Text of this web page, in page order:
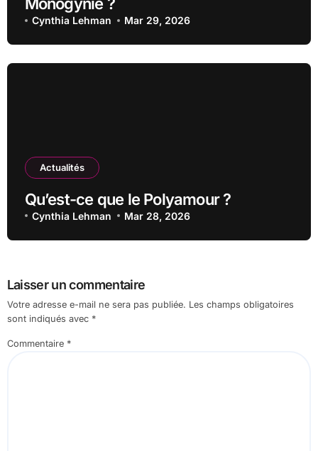
Monogynie ?
Cynthia Lehman Mar 29, 2026
Actualités
Qu’est-ce que le Polyamour ?
Cynthia Lehman Mar 28, 2026
Laisser un commentaire
Votre adresse e-mail ne sera pas publiée. Les champs obligatoires
sont indiqués avec *
Commentaire *